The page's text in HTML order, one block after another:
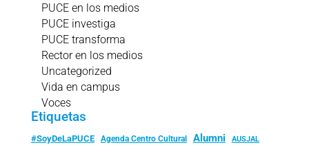
PUCE en los medios
PUCE investiga
PUCE transforma
Rector en los medios
Uncategorized
Vida en campus
Voces
Etiquetas
#SoyDeLaPUCE Agenda Centro Cultural Alumni
AUSJAL